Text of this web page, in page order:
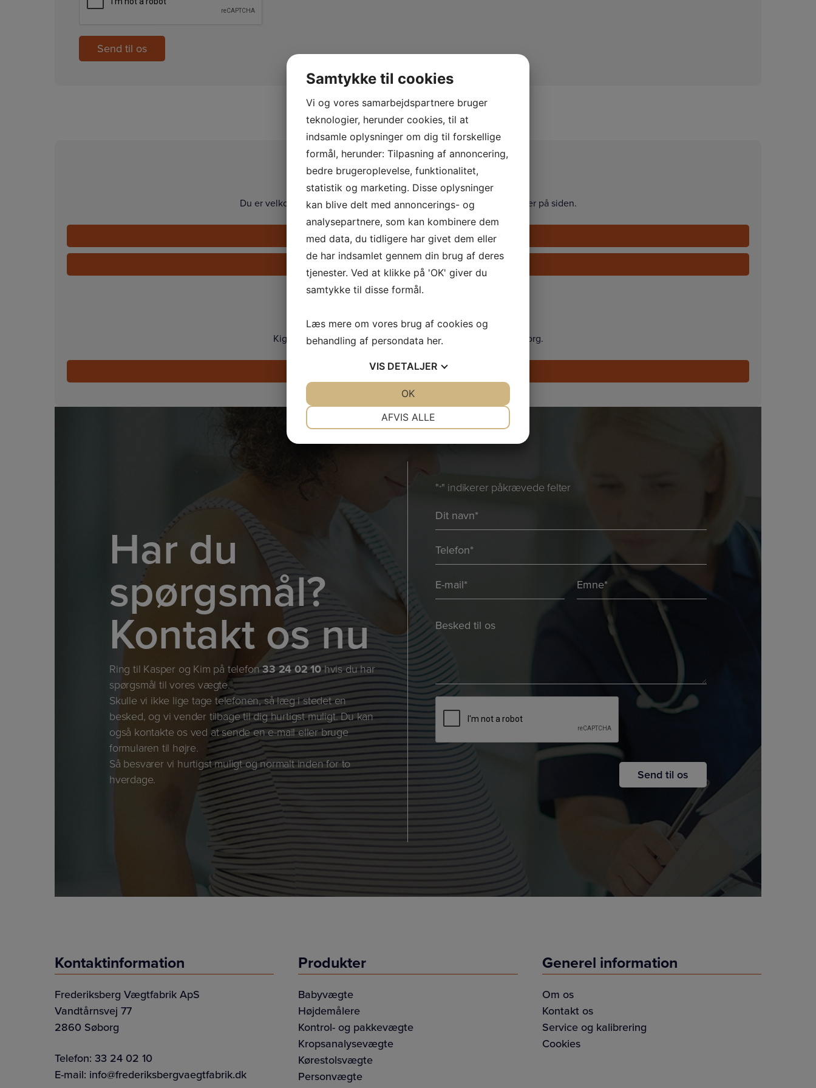
Kontakt os
Du er velkommen til at kontakte os på telefon, eller via formularen her på siden.
Ring på +45 33 24 02 10
Send en e-mail
Kig forbi og prøv vores Tanita vægte i vores showroom i Søborg.
Find vej
Har du
spørgsmål?
Kontakt os nu
Ring til Kasper og Kim på telefon33 24 02 10hvis du har
spørgsmål til vores vægte.
Skulle vi ikke lige tage telefonen, så læg i stedet en
besked, og vi vender tilbage til dig hurtigst muligt. Du kan
også kontakte os ved at sende en e-mail eller bruge
formularen til højre.
Så besvarer vi hurtigst muligt og normalt inden for to
hverdage.
"*" indikerer påkrævede felter
Navn
*
Telefon
*
E-
mail
*
Emne
*
*
*
CAPTCHA
Kontaktinformation
Frederiksberg Vægtfabrik ApS
Vandtårnsvej 77
2860 Søborg
Telefon: 33 24 02 10
E-mail: info@frederiksbergvaegtfabrik.dk
Produkter
Babyvægte
Højdemålere
Kontrol- og pakkevægte
Kropsanalysevægte
Kørestolsvægte
Personvægte
Generel information
Om os
Kontakt os
Service og kalibrering
Cookies
Samtykke til cookies
Vi og vores samarbejdspartnere bruger
teknologier, herunder cookies, til at
indsamle oplysninger om dig til forskellige
formål, herunder: Tilpasning af annoncering,
bedre brugeroplevelse, funktionalitet,
statistik og marketing. Disse oplysninger
kan blive delt med annoncerings- og
analysepartnere, som kan kombinere dem
med data, du tidligere har givet dem eller
de har indsamlet gennem din brug af deres
tjenester. Ved at klikke på 'OK' giver du
samtykke til disse formål.
Læs mere om vores brug af cookies og
behandling af persondata her.
VIS DETALJER
AFVIS ALLE
OK